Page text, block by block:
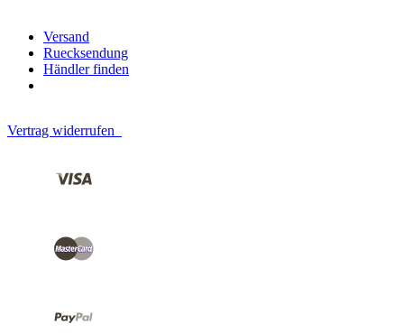
Versand
Ruecksendung
Händler finden
Vertrag widerrufen